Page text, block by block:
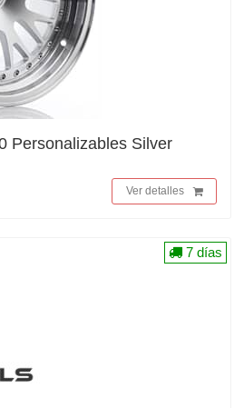
Personalizables Silver
Ver detalles
7 días